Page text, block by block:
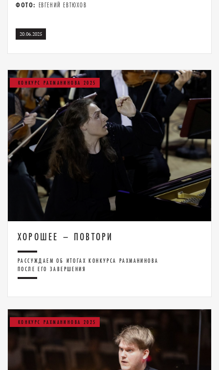
ФОТО: ЕВГЕНИЙ ЕВТЮХОВ
20.06.2025
КОНКУРС РАХМАНИНОВА 2025
ХОРОШЕЕ – ПОВТОРИ
РАССУЖДАЕМ ОБ ИТОГАХ КОНКУРСА РАХМАНИНОВА
ПОСЛЕ ЕГО ЗАВЕРШЕНИЯ
КОНКУРС РАХМАНИНОВА 2025